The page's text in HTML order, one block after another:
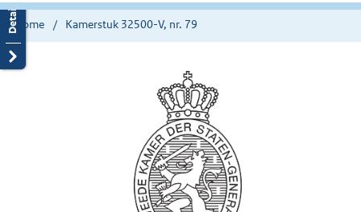
Home Kamerstuk 32500-V, nr. 79